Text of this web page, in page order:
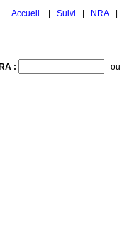
Accueil Suivi NRA
: ou